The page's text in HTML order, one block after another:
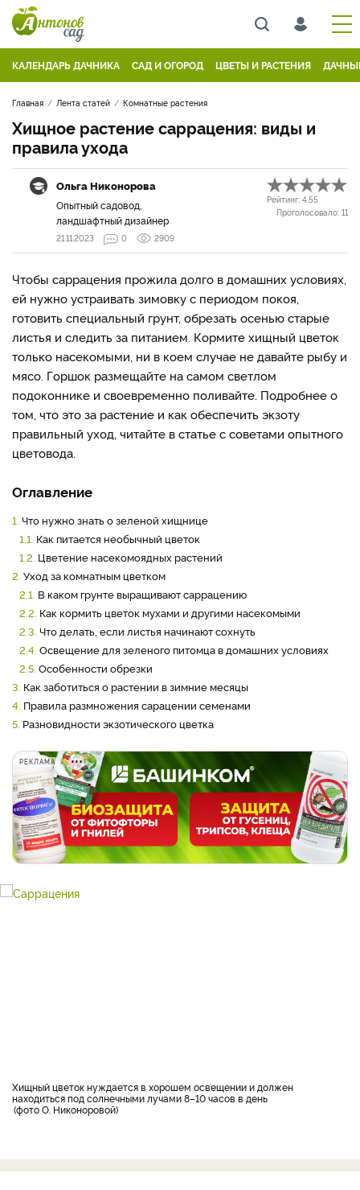
КАЛЕНДАРЬ ДАЧНИКА САД И ОГОРОД ЦВЕТЫ И РАСТЕНИЯ
Главная Лента статей Комнатные растения
Хищное растение саррацения: виды и
правила ухода
Ольга Никонорова
Опытный садовод,
ландшафтный дизайнер
Рейтинг: 4.55
Проголосовало: 11
21.11.2023 0 2909
Чтобы саррацения прожила долго в домашних условиях,
ей нужно устраивать зимовку с периодом покоя,
готовить специальный грунт, обрезать осенью старые
листья и следить за питанием. Кормите хищный цветок
только насекомыми, ни в коем случае не давайте рыбу и
мясо. Горшок размещайте на самом светлом
подоконнике и своевременно поливайте. Подробнее о
том, что это за растение и как обеспечить экзоту
правильный уход, читайте в статье с советами опытного
цветовода.
Оглавление
1. Что нужно знать о зеленой хищнице
1.1. Как питается необычный цветок
1.2. Цветение насекомоядных растений
2. Уход за комнатным цветком
2.1. В каком грунте выращивают саррацению
2.2. Как кормить цветок мухами и другими насекомыми
2.3. Что делать, если листья начинают сохнуть
2.4. Освещение для зеленого питомца в домашних условиях
2.5. Особенности обрезки
3. Как заботиться о растении в зимние месяцы
4. Правила размножения сарацении семенами
5. Разновидности экзотического цветка
РЕКЛАМА
Хищный цветок нуждается в хорошем освещении и должен
находиться под солнечными лучами 8–10 часов в день
фото О. Никоноровой